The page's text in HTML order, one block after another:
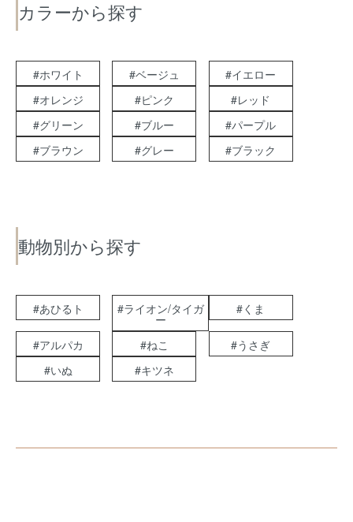
カラーから探す
#ホワイト #ベージュ
#イエロー
#オレンジ
#ピンク
#レッド
#グリーン
#ブルー
#パープル
#ブラウン
#グレー #ブラック
動物別から探す
#あひるト #ライオン/タイガ
ー
#くま
#アルパカ #ねこ
#うさぎ
#いぬ
#キツネ